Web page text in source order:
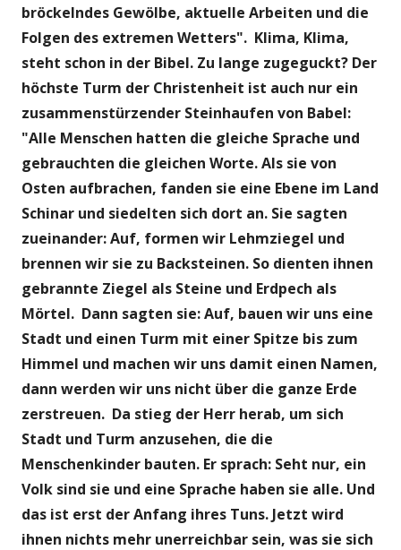
bröckelndes Gewölbe, aktuelle Arbeiten und die
Folgen des extremen Wetters". Klima, Klima,
steht schon in der Bibel. Zu lange zugeguckt? Der
höchste Turm der Christenheit ist auch nur ein
zusammenstürzender Steinhaufen von Babel:
"Alle Menschen hatten die gleiche Sprache und
gebrauchten die gleichen Worte. Als sie von
Osten aufbrachen, fanden sie eine Ebene im Land
Schinar und siedelten sich dort an. Sie sagten
zueinander: Auf, formen wir Lehmziegel und
brennen wir sie zu Backsteinen. So dienten ihnen
gebrannte Ziegel als Steine und Erdpech als
Mörtel. Dann sagten sie: Auf, bauen wir uns eine
Stadt und einen Turm mit einer Spitze bis zum
Himmel und machen wir uns damit einen Namen,
dann werden wir uns nicht über die ganze Erde
zerstreuen. Da stieg der Herr herab, um sich
Stadt und Turm anzusehen, die die
Menschenkinder bauten. Er sprach: Seht nur, ein
Volk sind sie und eine Sprache haben sie alle. Und
das ist erst der Anfang ihres Tuns. Jetzt wird
ihnen nichts mehr unerreichbar sein, was sie sich